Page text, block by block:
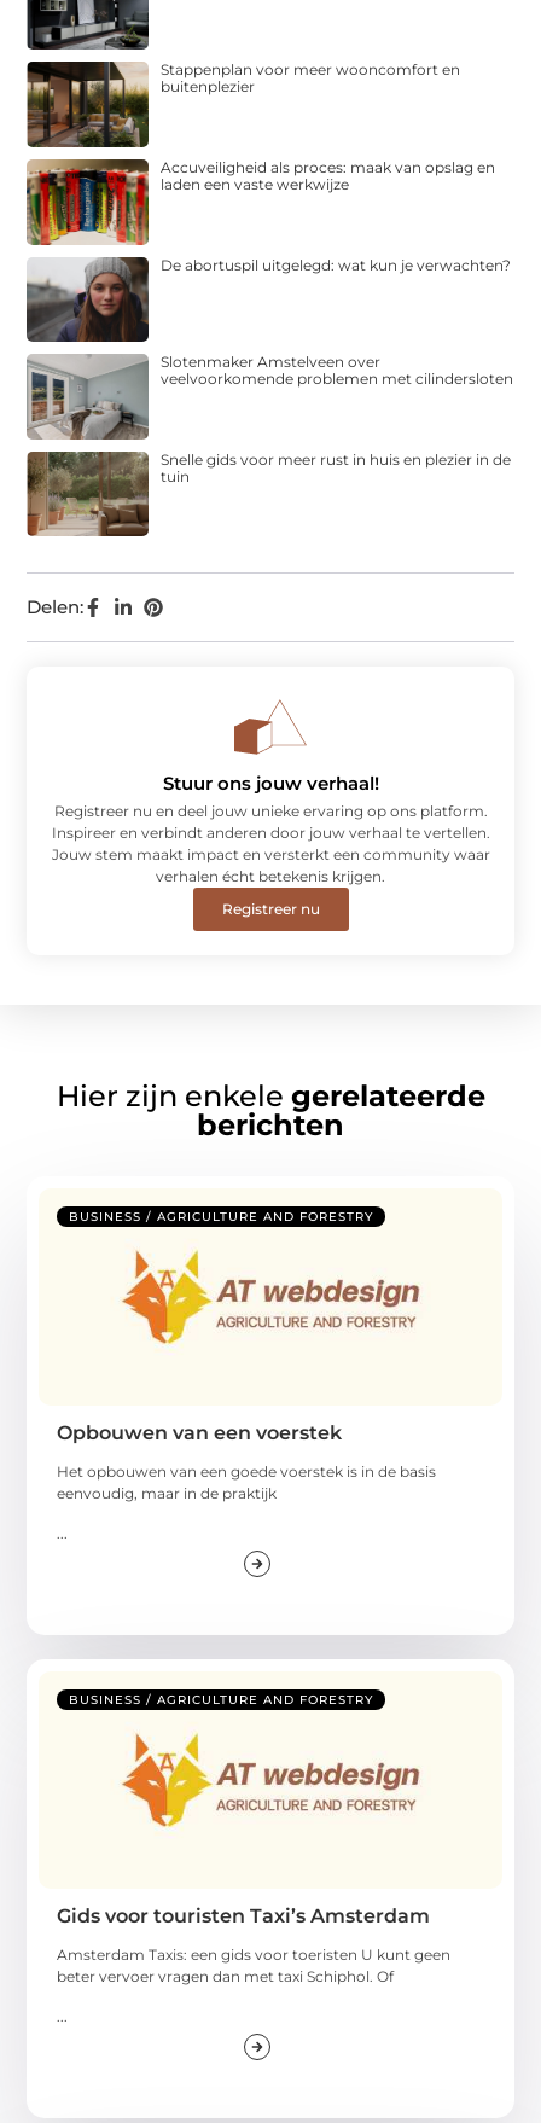
Delen:
Stappenplan voor meer wooncomfort en
buitenplezier
Accuveiligheid als proces: maak van opslag en
laden een vaste werkwijze
De abortuspil uitgelegd: wat kun je verwachten?
Slotenmaker Amstelveen over
veelvoorkomende problemen met cilindersloten
Snelle gids voor meer rust in huis en plezier in de
tuin
Stuur ons jouw verhaal!
Registreer nu en deel jouw unieke ervaring op ons platform.
Inspireer en verbindt anderen door jouw verhaal te vertellen.
Jouw stem maakt impact en versterkt een community waar
verhalen écht betekenis krijgen.
Registreer nu
Hier zijn enkele gerelateerde
berichten
BUSINESS / AGRICULTURE AND FORESTRY
Opbouwen van een voerstek
Het opbouwen van een goede voerstek is in de basis
eenvoudig, maar in de praktijk
BUSINESS / AGRICULTURE AND FORESTRY
Gids voor touristen Taxi’s Amsterdam
Amsterdam Taxis: een gids voor toeristen U kunt geen
beter vervoer vragen dan met taxi Schiphol. Of